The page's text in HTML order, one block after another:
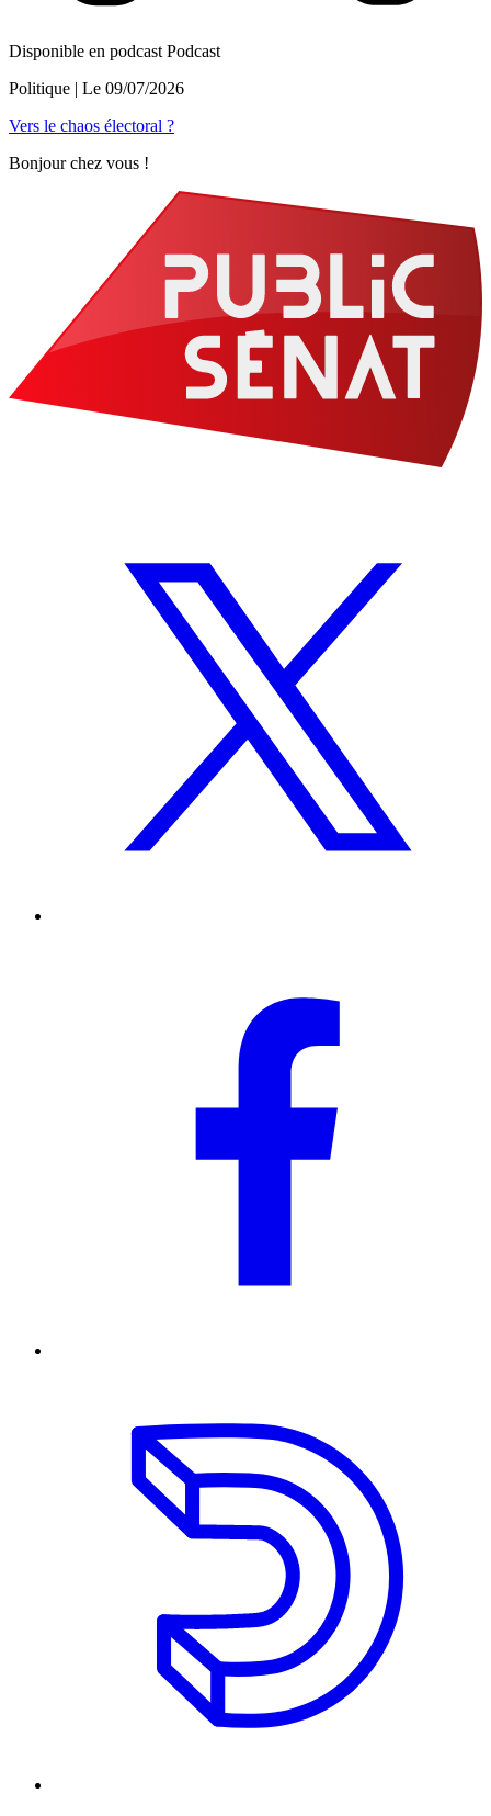
Disponible en podcast Podcast
Politique | Le 09/07/2026
Vers le chaos électoral ?
Bonjour chez vous !